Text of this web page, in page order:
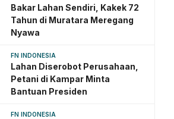
Bakar Lahan Sendiri, Kakek 72
Tahun di Muratara Meregang
Nyawa
FN INDONESIA
Lahan Diserobot Perusahaan,
Petani di Kampar Minta
Bantuan Presiden
FN INDONESIA